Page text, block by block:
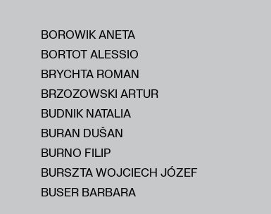
BOROWIK ANETA
BORTOT ALESSIO
BRYCHTA ROMAN
BRZOZOWSKI ARTUR
BUDNIK NATALIA
BURAN DUŠAN
BURNO FILIP
BURSZTA WOJCIECH JÓZEF
BUSER BARBARA